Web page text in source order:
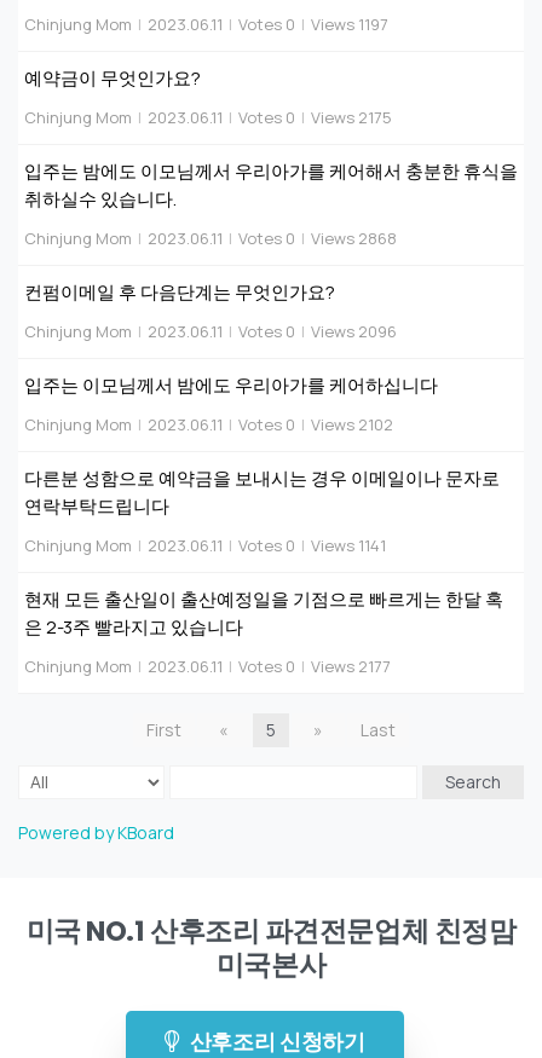
Chinjung Mom | 2023.06.11 | Votes 0 | Views 1197
예약금이 무엇인가요?
Chinjung Mom | 2023.06.11 | Votes 0 | Views 2175
입주는 밤에도 이모님께서 우리아가를 케어해서 충분한 휴식을
취하실수 있습니다.
Chinjung Mom | 2023.06.11 | Votes 0 | Views 2868
컨펌이메일 후 다음단계는 무엇인가요?
Chinjung Mom | 2023.06.11 | Votes 0 | Views 2096
입주는 이모님께서 밤에도 우리아가를 케어하십니다
Chinjung Mom | 2023.06.11 | Votes 0 | Views 2102
다른분 성함으로 예약금을 보내시는 경우 이메일이나 문자로
연락부탁드립니다
Chinjung Mom | 2023.06.11 | Votes 0 | Views 1141
현재 모든 출산일이 출산예정일을 기점으로 빠르게는 한달 혹
은 2-3주 빨라지고 있습니다
Chinjung Mom | 2023.06.11 | Votes 0 | Views 2177
First « 5 » Last
Search
Powered by KBoard
미국 NO.1 산후조리 파견전문업체 친정맘
미국본사
산후조리 신청하기